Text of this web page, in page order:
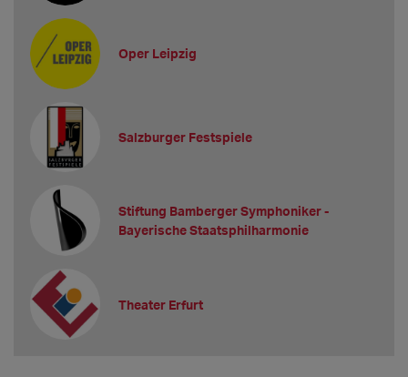
Oper Leipzig
Salzburger Festspiele
Stiftung Bamberger Symphoniker -
Bayerische Staatsphilharmonie
Theater Erfurt